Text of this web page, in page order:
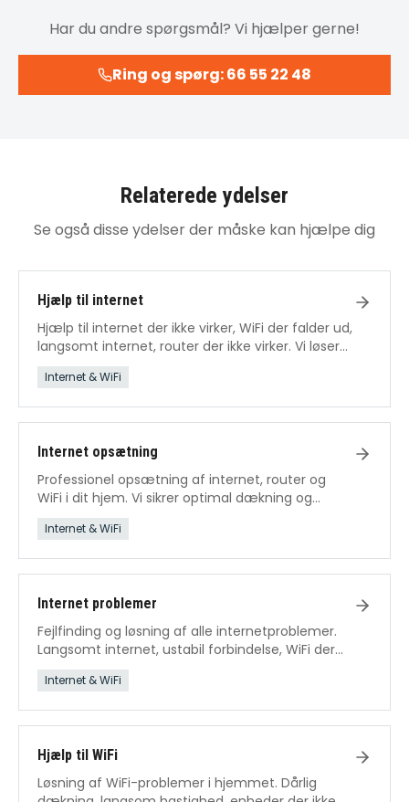
Har du andre spørgsmål? Vi hjælper gerne!
Ring og spørg: 66 55 22 48
Relaterede ydelser
Se også disse ydelser der måske kan hjælpe dig
Hjælp til internet
Hjælp til internet der ikke virker, WiFi der falder ud,
langsomt internet, router der ikke virker. Vi løser
alle internetproblemer.
Internet & WiFi
Internet opsætning
Professionel opsætning af internet, router og
WiFi i dit hjem. Vi sikrer optimal dækning og
hastighed fra dag ét.
Internet & WiFi
Internet problemer
Fejlfinding og løsning af alle internetproblemer.
Langsomt internet, ustabil forbindelse, WiFi der
falder ud – vi fikser det.
Internet & WiFi
Hjælp til WiFi
Løsning af WiFi-problemer i hjemmet. Dårlig